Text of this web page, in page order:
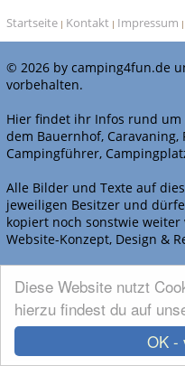
OK -
Diese Website nutzt
hierzu findest du auf
Startseite | Kontakt | Impressum |
© 2026 by camping4fun.de
vorbehalten.
Hier findet ihr Infos rund um
dem Bauernhof, Caravaning,
Campingführer,
Alle Bilder und Texte auf
jeweiligen Besitzer und
kopiert noch sonstwie
Website-Konzept, Design &